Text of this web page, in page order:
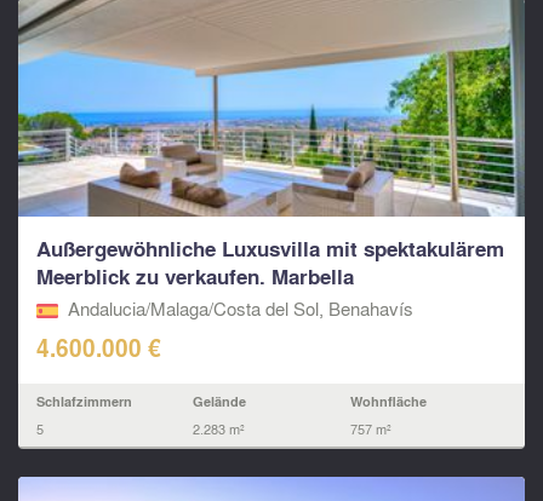
Außergewöhnliche Luxusvilla mit spektakulärem
Meerblick zu verkaufen. Marbella
Andalucia/Malaga/Costa del Sol, Benahavís
4.600.000 €
Schlafzimmern
5
Gelände
2.283 m²
Wohnfläche
757 m²